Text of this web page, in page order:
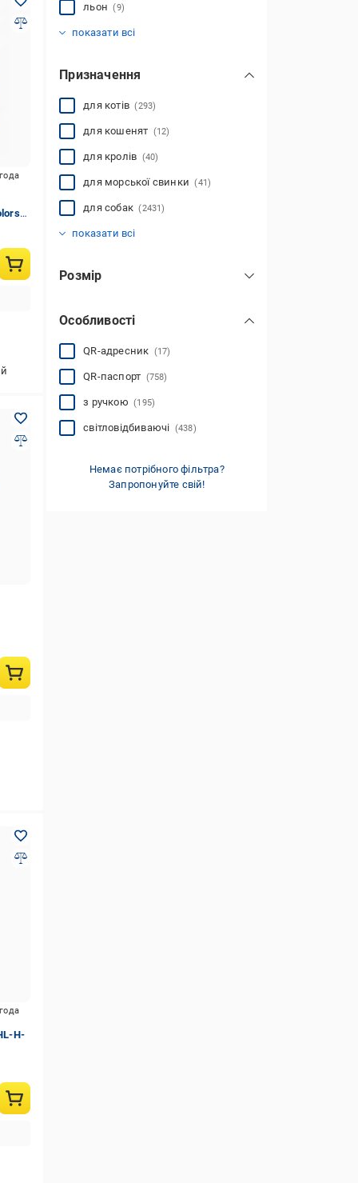
H-
льон(9)
показати всі
Призначення
для котів(293)
для кошенят (12)
для кролів (40)
для морської свинки(41)
для собак(2431)
показати всі
Розмір
для малих порід
для середніх порід
для гігантських порід
Особливості
QR-адресник (17)
QR-паспорт (758)
з ручкою(195)
світловідбиваючі (438)
Немає потрібного фільтра?
Запропонуйте свій!